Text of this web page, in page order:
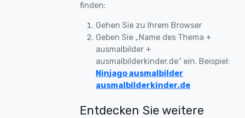
finden:
Gehen Sie zu Ihrem Browser
Geben Sie „Name des Thema +
ausmalbilder +
ausmalbilderkinder.de“ ein. Beispiel:
Ninjago ausmalbilder
ausmalbilderkinder.de
Entdecken Sie weitere